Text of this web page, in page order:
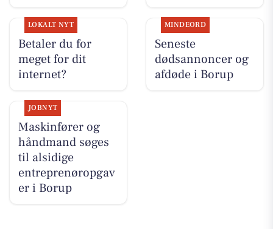
LOKALT NYT
Betaler du for
meget for dit
internet?
MINDEORD
Seneste
dødsannoncer og
afdøde i Borup
JOBNYT
Maskinfører og
håndmand søges
til alsidige
entreprenøropgav
er i Borup